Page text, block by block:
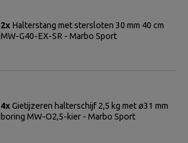
2x Halterstang met stersloten 30 mm 40 cm
MW-G40-EX-SR - Marbo Sport
4xGietijzeren halterschijf 2,5 kg met ø31 mm
boring MW-O2,5-kier - Marbo Sport